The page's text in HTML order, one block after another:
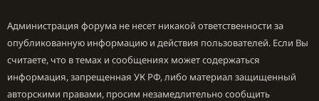
Администрация форума не несет никакой ответственности за
опубликованную информацию и действия пользователей. Если Вы
считаете, что в темах и сообщениях может содержаться
информация, запрещенная УК РФ, либо материал защищенный
авторскими правами, просим незамедлительно сообщить